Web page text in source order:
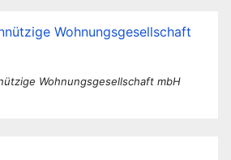
Wohnungsgesellschaft mbH